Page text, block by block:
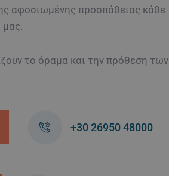
αφοσιωμένης προσπάθειας κάθε
μας.
το όραμα και την πρόθεση των
+30 26950 48000